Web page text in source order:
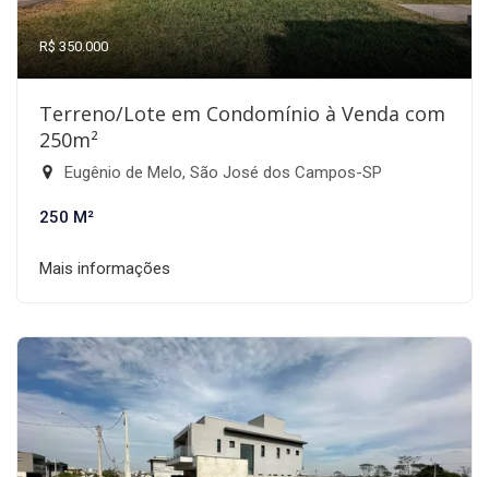
R$ 350.000
Terreno/Lote em Condomínio à Venda com
250m²
Eugênio de Melo, São José dos Campos-SP
250 M²
Mais informações